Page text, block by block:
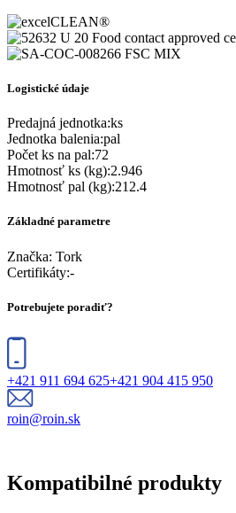
Logistické údaje
Predajná jednotka:ks
Jednotka balenia:pal
Počet ks na pal:72
Hmotnosť ks (kg):2.946
Hmotnosť pal (kg):212.4
Základné parametre
Značka: Tork
Certifikáty:-
Potrebujete poradiť?
+421 911 694 625+421 904 415 950
roin@roin.sk
Kompatibilné produkty